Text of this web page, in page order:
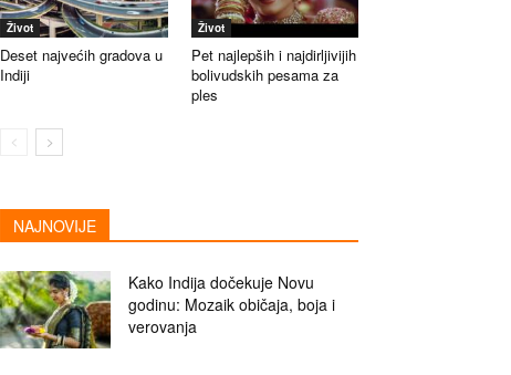
Život
Deset najvećih gradova u
Indiji
Život
Pet najlepših i najdirljivijih
bolivudskih pesama za
ples
NAJNOVIJE
Kako Indija dočekuje Novu
godinu: Mozaik običaja, boja i
verovanja